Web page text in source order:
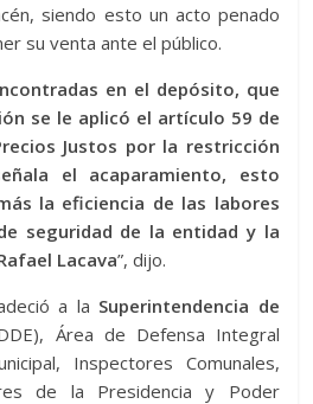
siendo esto un acto penado
su venta ante el público.
en el depósito, que
se le aplicó el artículo 59 de
Justos por la restricción
el acaparamiento, esto
la eficiencia de las labores
seguridad de la entidad y la
Lacava”, dijo.
a la Superintendencia de
Área de Defensa Integral
Inspectores Comunales,
de la Presidencia y Poder